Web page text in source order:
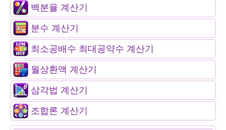
백분율 계산기
분수 계산기
최소공배수 최대공약수 계산기
월상환액 계산기
삼각법 계산기
조합론 계산기